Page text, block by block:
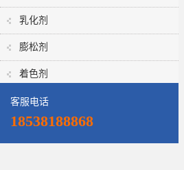
乳化剂
膨松剂
着色剂
客服电话
18538188868